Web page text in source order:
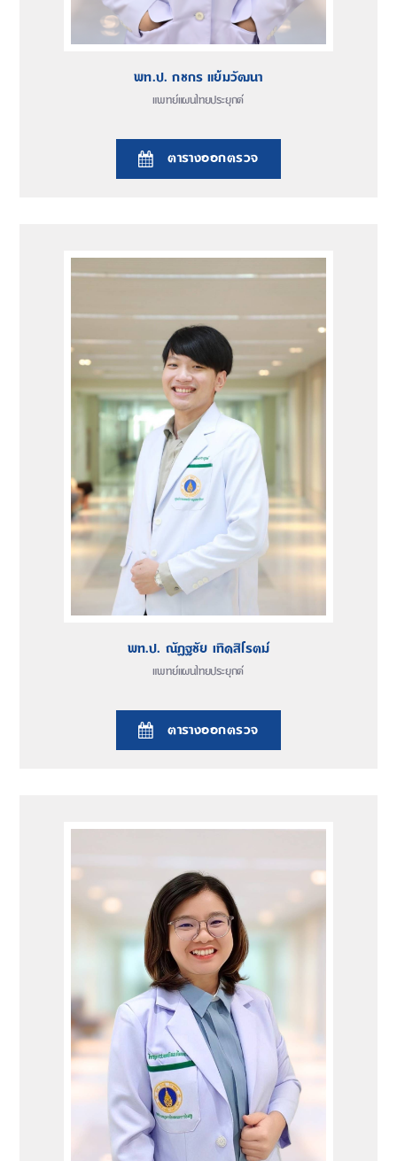
แพทย์แผนไทยประยุกต์
พท.ป. กชกร แย้มวัฒนา
ตารางออกตรวจ
แพทย์แผนไทยประยุกต์
พท.ป. ณัฏฐชัย เทิดสิโรตม์
ตารางออกตรวจ